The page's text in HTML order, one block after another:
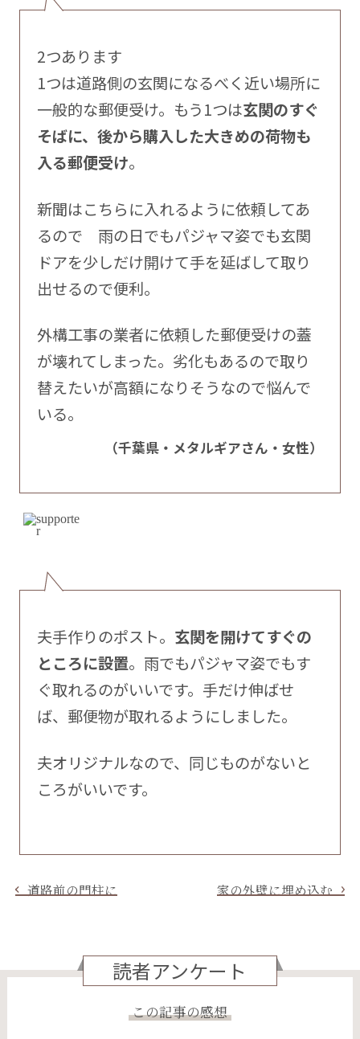
2つあります
1つは道路側の玄関になるべく近い場所に
一般的な郵便受け。もう1つは玄関のすぐ
そばに、後から購入した大きめの荷物も
入る郵便受け。
新聞はこちらに入れるように依頼してあ
るので 雨の日でもパジャマ姿でも玄関
ドアを少しだけ開けて手を延ばして取り
出せるので便利。
外構工事の業者に依頼した郵便受けの蓋
が壊れてしまった。劣化もあるので取り
替えたいが高額になりそうなので悩んで
いる。
（千葉県・メタルギアさん・女性）
夫手作りのポスト。 玄関を開けてすぐの
ところに設置。雨でもパジャマ姿でもす
ぐ取れるのがいいです。手だけ伸ばせ
ば、郵便物が取れるようにしました。
夫オリジナルなので、同じものがないと
ころがいいです。
道路前の門柱に 家の外壁に埋め込む
読者アンケート
この記事の感想